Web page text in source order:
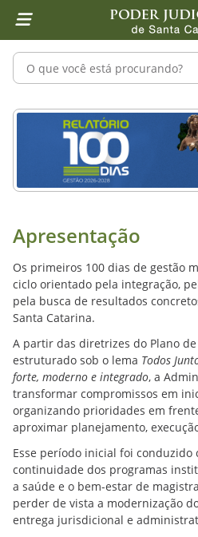
1 Ir para o conteúdo
2 Ir para a ferramenta de
4 Ir para o menu principal
5 Ir para a pesquisa
6 Ir para o rodapé
7 Ir para a página inicial
Pesquisar no portal
Relatório 100 dias
Apresentação
Os primeiros 100 dias de gestão
ciclo orientado pela integração,
pela busca de resultados
Santa Catarina.
A partir das diretrizes do Plano de
estruturado sob o lema Todos
forte, moderno e integrado, a
transformar compromissos em
organizando prioridades em
aproximar planejamento,
Esse período inicial foi conduzido
continuidade dos programas
a saúde e o bem-estar de
perder de vista a modernização
entrega jurisdicional e